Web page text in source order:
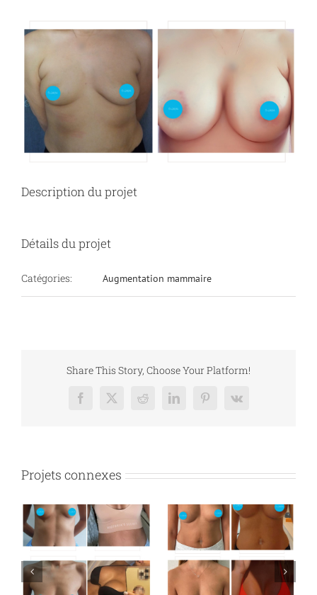
Larger
Image
Description du projet
Détails du projet
Catégories: Augmentation mammaire
Share This Story, Choose Your Platform!
Facebook
X RedditLinkedInPinterest
Vk
Projets connexes